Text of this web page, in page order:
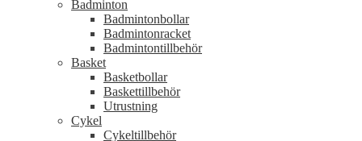
Badminton
Badmintonbollar
Badmintonracket
Badmintontillbehör
Basket
Basketbollar
Baskettillbehör
Utrustning
Cykel
Cykeltillbehör